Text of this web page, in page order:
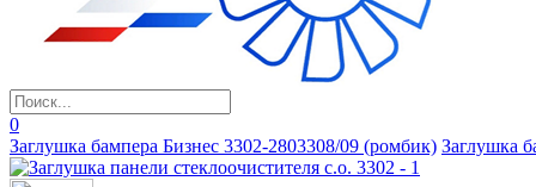
0
Заглушка бампера Бизнес 3302-2803308/09 (ромбик) Заглушка